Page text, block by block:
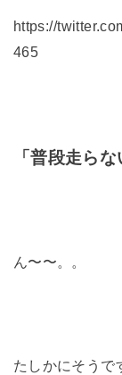
https://
465
「普段走ら
ん〜〜。。
たしかにそうで